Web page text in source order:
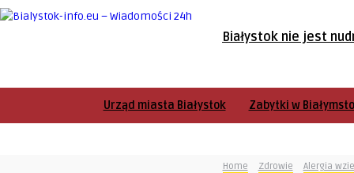
Białystok nie jest
Urząd miasta Białystok Zabytki w
Home Zdrowie Alergia